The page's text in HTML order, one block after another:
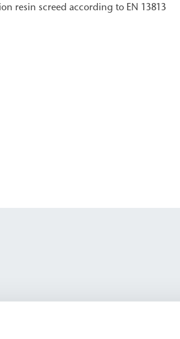
resin screed according to EN 13813